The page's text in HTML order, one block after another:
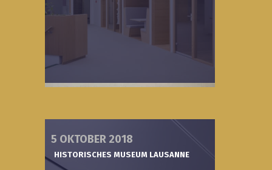
5 OKTOBER 2018
HISTORISCHES MUSEUM LAUSANNE